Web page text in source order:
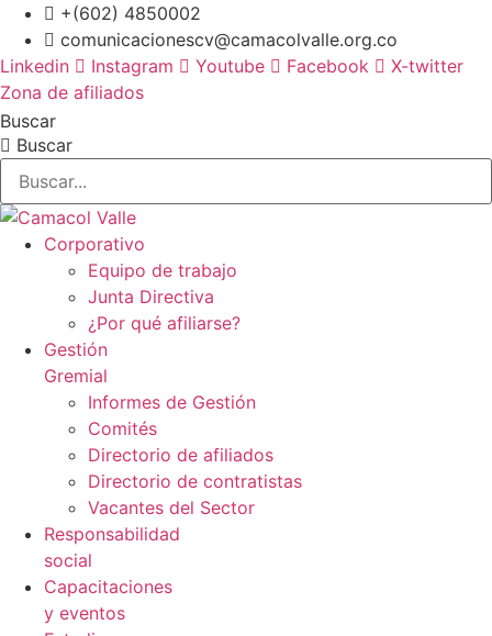
contenido
+(602) 4850002
comunicacionescv@camacolvalle.org.co
Linkedin
Instagram Youtube Facebook
X-twitter
Zona de afiliados
Buscar
Buscar
Corporativo
Equipo de trabajo
Junta Directiva
¿Por qué afiliarse?
Gestión
Gremial
Informes de Gestión
Comités
Directorio de afiliados
Directorio de contratistas
Vacantes del Sector
Responsabilidad
social
Capacitaciones
y eventos